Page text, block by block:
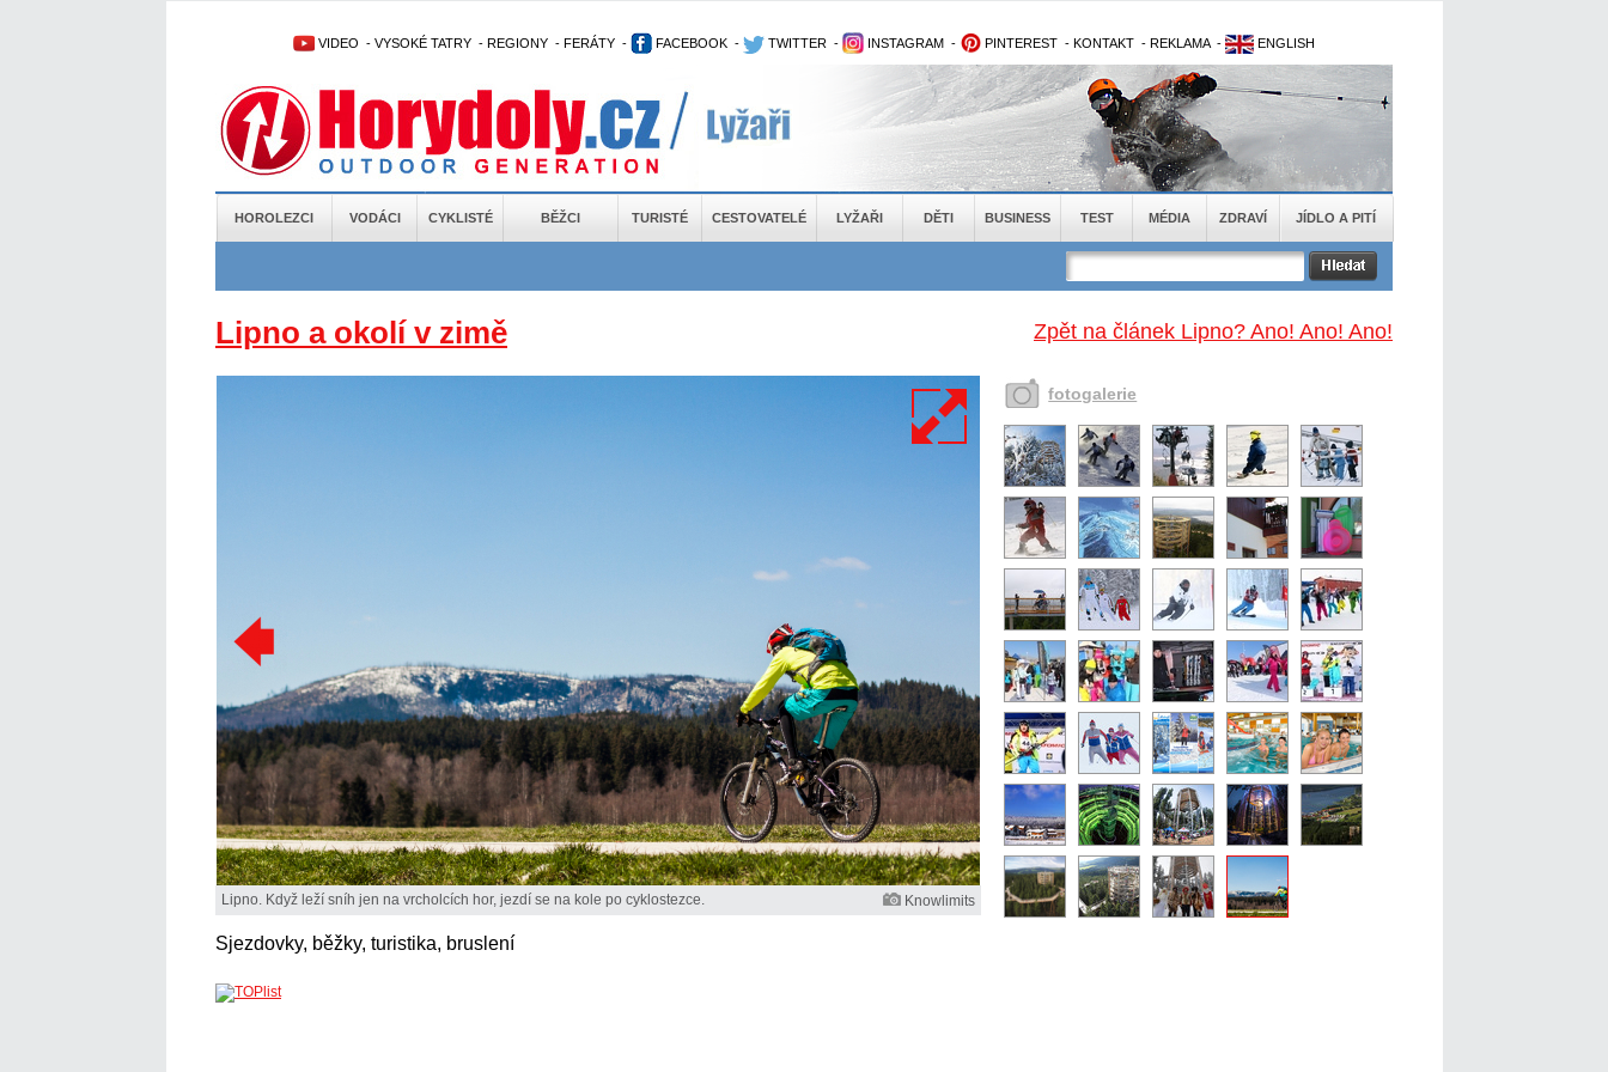
VIDEO - VYSOKÉ TATRY - REGIONY - FERÁTY - FACEBOOK - TWITTER - INSTAGRAM - PINTEREST - KONTAKT - REKLAMA - ENGLISH
HOROLEZCI VODÁCI CYKLISTÉ BĚŽCI TURISTÉ CESTOVATELÉ LYŽAŘI DĚTI BUSINESS TEST MÉDIA ZDRAVÍ JÍDLO A PITÍ
Zpět na článek Lipno? Ano! Ano! Ano!
Lipno a okolí v zimě
Lipno. Když leží sníh jen na vrcholcích hor, jezdí se na kole po cyklostezce. Knowlimits
Sjezdovky, běžky, turistika, bruslení
fotogalerie